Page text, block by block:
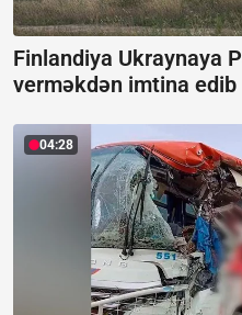
Finlandiya Ukraynaya
verməkdən imtina edib
04:28